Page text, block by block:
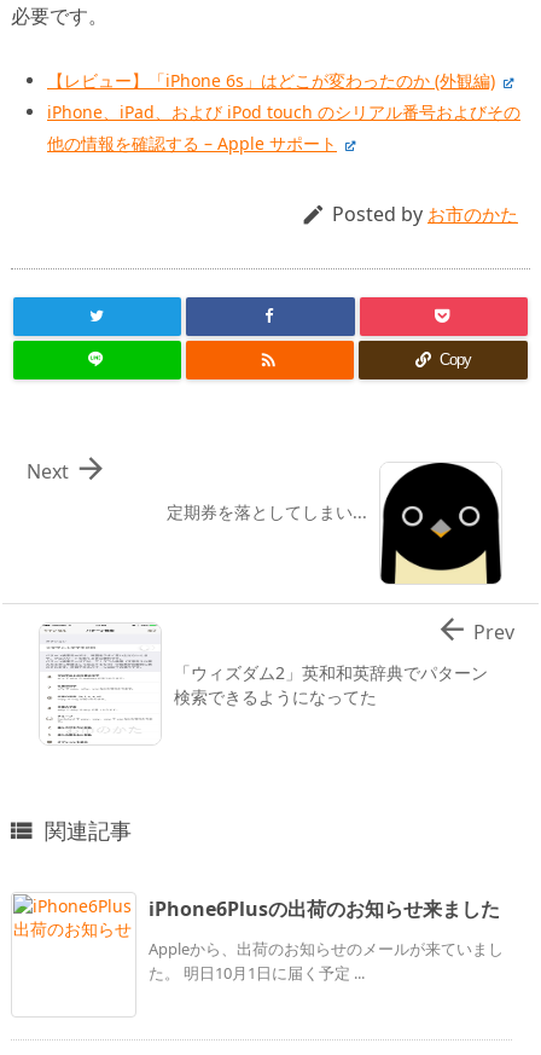
必要です。
【レビュー】「iPhone 6s」はどこが変わったのか (外観編)
iPhone、iPad、および iPod touch のシリアル番号およびその
他の情報を確認する – Apple サポート
 Posted by お市のかた
 Copy
定期券を落としてしまい...

Next
「ウィズダム2」英和和英辞典でパターン
検索できるようになってた
 Prev
 関連記事
iPhone6Plusの出荷のお知らせ来ました
Appleから、出荷のお知らせのメールが来ていまし
た。 明日10月1日に届く予定 ...